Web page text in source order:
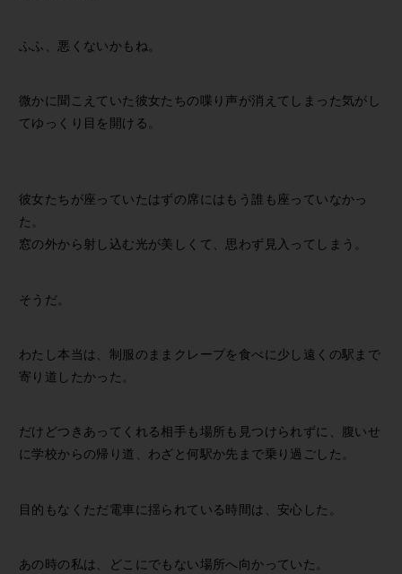
ふふ、悪くないかもね。
微かに聞こえていた彼女たちの喋り声が消えてしまった気がし
てゆっくり目を開ける。
彼女たちが座っていたはずの席にはもう誰も座っていなかっ
た。
窓の外から射し込む光が美しくて、思わず見入ってしまう。
そうだ。
わたし本当は、制服のままクレープを食べに少し遠くの駅まで
寄り道したかった。
だけどつきあってくれる相手も場所も見つけられずに、腹いせ
に学校からの帰り道、わざと何駅か先まで乗り過ごした。
目的もなくただ電車に揺られている時間は、安心した。
あの時の私は、どこにでもない場所へ向かっていた。